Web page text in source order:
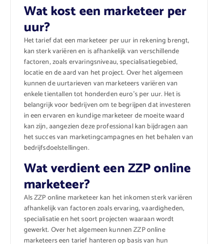
Wat kost een marketeer per
uur?
Het tarief dat een marketeer per uur in rekening brengt,
kan sterk variëren en is afhankelijk van verschillende
factoren, zoals ervaringsniveau, specialisatiegebied,
locatie en de aard van het project. Over het algemeen
kunnen de uurtarieven van marketeers variëren van
enkele tientallen tot honderden euro’s per uur. Het is
belangrijk voor bedrijven om te begrijpen dat investeren
in een ervaren en kundige marketeer de moeite waard
kan zijn, aangezien deze professional kan bijdragen aan
het succes van marketingcampagnes en het behalen van
bedrijfsdoelstellingen.
Wat verdient een ZZP online
marketeer?
Als ZZP online marketeer kan het inkomen sterk variëren
afhankelijk van factoren zoals ervaring, vaardigheden,
specialisatie en het soort projecten waaraan wordt
gewerkt. Over het algemeen kunnen ZZP online
marketeers een tarief hanteren op basis van hun